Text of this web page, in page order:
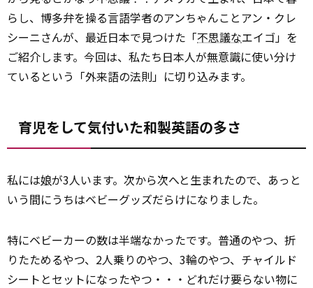
らし、博多弁を操る言語学者のアンちゃんことアン・クレ
シーニさんが、最近日本で見つけた「不思議なエイゴ」を
ご紹介します。今回は、私たち日本人が無意識に使い分け
ているという「外来語の法則」に切り込みます。
育児をして気付いた和製英語の多さ
私には娘が3人います。次から次へと生まれたので、あっと
いう間にうちはベビーグッズだらけになりました。
特にベビーカーの数は半端なかったです。普通のやつ、折
りたためるやつ、2人乗りのやつ、3輪のやつ、チャイルド
シートとセットになったやつ・・・どれだけ要らない物に